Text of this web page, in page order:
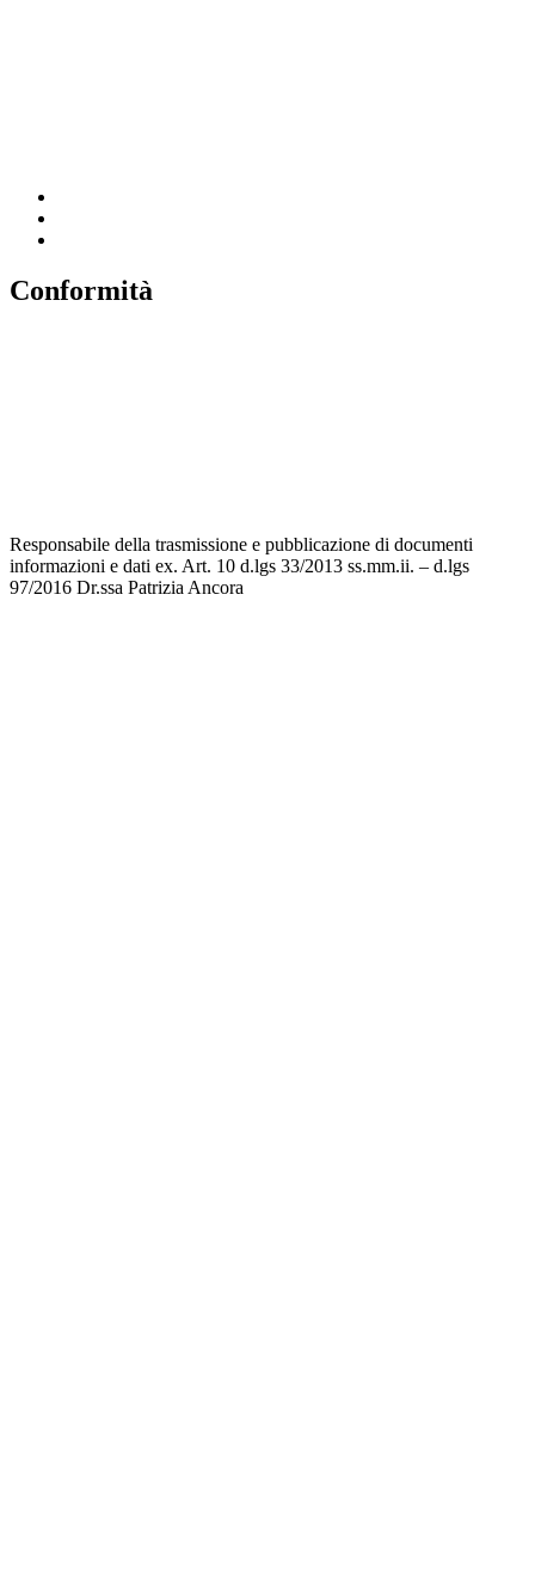
Conformità
Responsabile della trasmissione e pubblicazione di documenti
informazioni e dati ex. Art. 10 d.lgs 33/2013 ss.mm.ii. – d.lgs
97/2016 Dr.ssa Patrizia Ancora